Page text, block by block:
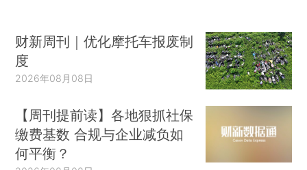
财新周刊｜优化摩托车报废制
度
2026年08月08日
【周刊提前读】各地狠抓社保
缴费基数 合规与企业减负如
何平衡？